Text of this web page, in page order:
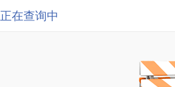
正在查询中